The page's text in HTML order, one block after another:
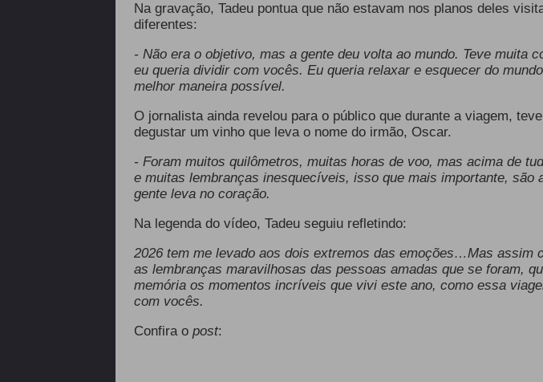
Na gravação, Tadeu pontua que não estavam nos planos deles
diferentes:
- Não era o objetivo, mas a gente deu volta ao mundo. Teve muita
eu queria dividir com vocês. Eu queria relaxar e esquecer do
melhor maneira possível.
O jornalista ainda revelou para o público que durante a viagem,
degustar um vinho que leva o nome do irmão, Oscar.
- Foram muitos quilômetros, muitas horas de voo, mas acima de
e muitas lembranças inesquecíveis, isso que mais importante, são
gente leva no coração.
Na legenda do vídeo, Tadeu seguiu refletindo:
2026 tem me levado aos dois extremos das emoções…Mas assim
as lembranças maravilhosas das pessoas amadas que se foram,
memória os momentos incríveis que vivi este ano, como essa
com vocês.
Confira o post: